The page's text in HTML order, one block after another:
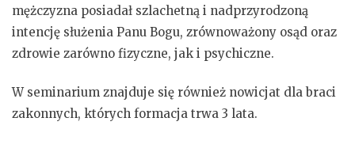
mężczyzna posiadał szlachetną i nadprzyrodzoną
intencję służenia Panu Bogu, zrównoważony osąd oraz
zdrowie zarówno fizyczne, jak i psychiczne.
W seminarium znajduje się również nowicjat dla braci
zakonnych, których formacja trwa 3 lata.